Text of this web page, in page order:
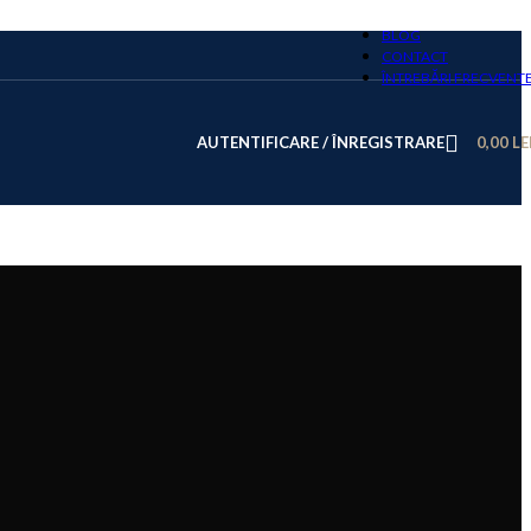
BLOG
CONTACT
ÎNTREBĂRI
AUTENTIFICARE / ÎNREGISTRARE 0,00